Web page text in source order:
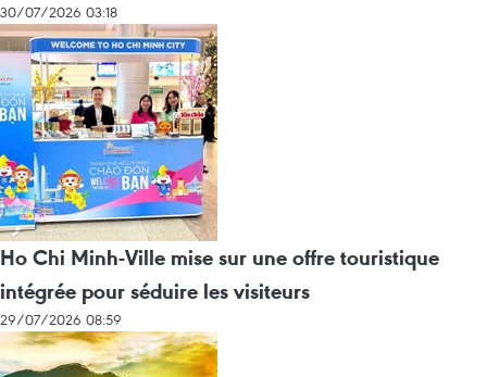
30/07/2026 03:18
Ho Chi Minh-Ville mise sur une offre touristique
intégrée pour séduire les visiteurs
29/07/2026 08:59